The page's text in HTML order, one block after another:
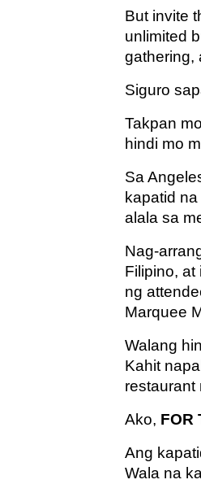
But invite
unlimited
gathering,
Siguro
Takpan
hindi mo
Sa
kapatid
alala sa
Nag-
Filipino,
ng
Marquee
Walang
Kahit
restaurant
Ako, FOR
Ang
Wala na